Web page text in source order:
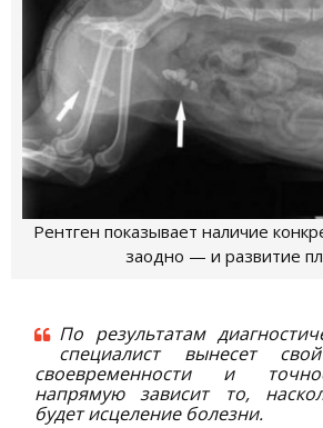
Рентген показывает наличие
заодно — и развитие
По результатам
специалист вынесет
своевременности и
напрямую зависит то,
будет исцеление болезни.